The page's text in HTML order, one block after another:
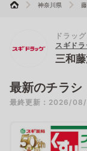
神奈川県
ドラッ
スギドラ
三和
最新のチラシ
最終更新：2026/